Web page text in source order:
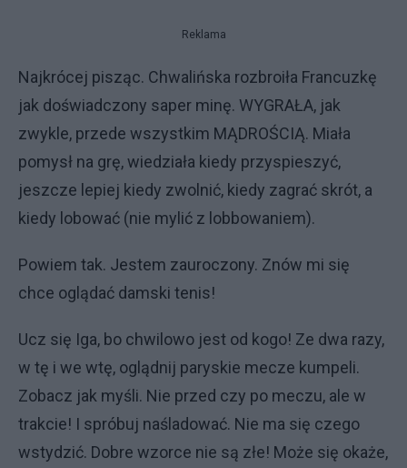
Reklama
Najkrócej pisząc. Chwalińska rozbroiła Francuzkę
jak doświadczony saper minę. WYGRAŁA, jak
zwykle, przede wszystkim MĄDROŚCIĄ. Miała
pomysł na grę, wiedziała kiedy przyspieszyć,
jeszcze lepiej kiedy zwolnić, kiedy zagrać skrót, a
kiedy lobować (nie mylić z lobbowaniem).
Powiem tak. Jestem zauroczony. Znów mi się
chce oglądać damski tenis!
Ucz się Iga, bo chwilowo jest od kogo! Ze dwa razy,
w tę i we wtę, oglądnij paryskie mecze kumpeli.
Zobacz jak myśli. Nie przed czy po meczu, ale w
trakcie! I spróbuj naśladować. Nie ma się czego
wstydzić. Dobre wzorce nie są złe! Może się okaże,